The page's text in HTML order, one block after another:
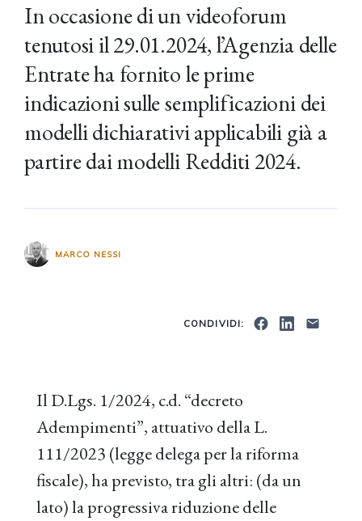
In occasione di un videoforum
tenutosi il 29.01.2024, l’Agenzia delle
Entrate ha fornito le prime
indicazioni sulle semplificazioni dei
modelli dichiarativi applicabili già a
partire dai modelli Redditi 2024.
MARCO NESSI
CONDIVIDI:
Il D.Lgs. 1/2024, c.d. “decreto
Adempimenti”, attuativo della L.
111/2023 (legge delega per la riforma
fiscale), ha previsto, tra gli altri: (da un
lato) la progressiva riduzione delle